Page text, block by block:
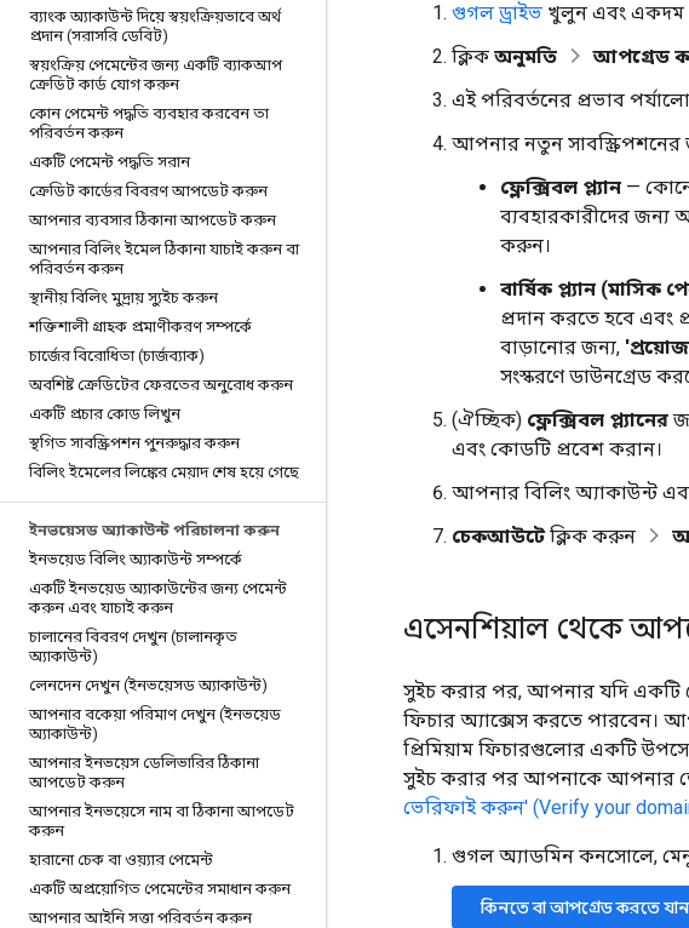
ব্যাংক অ্যাকাউন্ট দিয়ে স্বয়ংক্রিয়ভাবে অর্থ
প্রদান (সরাসরি ডেবিট)
স্বয়ংক্রিয় পেমেন্টের জন্য একটি ব্যাকআপ
ক্রেডিট কার্ড যোগ করুন
কোন পেমেন্ট পদ্ধতি ব্যবহার করবেন তা
পরিবর্তন করুন
একটি পেমেন্ট পদ্ধতি সরান
ক্রেডিট কার্ডের বিবরণ আপডেট করুন
আপনার ব্যবসার ঠিকানা আপডেট করুন
আপনার বিলিং ইমেল ঠিকানা যাচাই করুন বা
পরিবর্তন করুন
স্থানীয় বিলিং মুদ্রায় স্যুইচ করুন
শক্তিশালী গ্রাহক প্রমাণীকরণ সম্পর্কে
চার্জের বিরোধিতা (চার্জব্যাক)
অবশিষ্ট ক্রেডিটের ফেরতের অনুরোধ করুন
একটি প্রচার কোড লিখুন
স্থগিত সাবস্ক্রিপশন পুনরুদ্ধার করুন
বিলিং ইমেলের লিঙ্কের মেয়াদ শেষ হয়ে গেছে
ইনভয়েসড অ্যাকাউন্ট পরিচালনা করুন
ইনভয়েড বিলিং অ্যাকাউন্ট সম্পর্কে
একটি ইনভয়েড অ্যাকাউন্টের জন্য পেমেন্ট
করুন এবং যাচাই করুন
চালানের বিবরণ দেখুন (চালানকৃত
অ্যাকাউন্ট)
লেনদেন দেখুন (ইনভয়েসড অ্যাকাউন্ট)
আপনার বকেয়া পরিমাণ দেখুন (ইনভয়েড
অ্যাকাউন্ট)
আপনার ইনভয়েস ডেলিভারির ঠিকানা
আপডেট করুন
আপনার ইনভয়েসে নাম বা ঠিকানা আপডেট
করুন
হারানো চেক বা ওয়্যার পেমেন্ট
একটি অপ্রয়োগিত পেমেন্টের সমাধান করুন
আপনার আইনি সত্তা পরিবর্তন করুন
গুগল ড্রাইভ খুলুন এবং একদম
ক্লিক অনুমতি
আপগ্রেড
এই পরিবর্তনের প্রভাব
আপনার নতুন সাবস্ক্রিপশনের
ফ্লেক্সিবল প্ল্যান — কোনো
ব্যবহারকারীদের জন্য
করুন।
বার্ষিক প্ল্যান (মাসিক
প্রদান করতে হবে এবং
বাড়ানোর জন্য,
সংস্করণে ডাউনগ্রেড
(ঐচ্ছিক) ফ্লেক্সিবল প্ল্যানের
এবং কোডটি প্রবেশ করান।
আপনার বিলিং অ্যাকাউন্ট
চেকআউটেক্লিক করুন
এসেনশিয়াল থেকে
সুইচ করার পর, আপনার যদি একটি
ফিচার অ্যাক্সেস করতে পারবেন।
প্রিমিয়াম ফিচারগুলোর একটি
সুইচ করার পর আপনাকে আপনার
ভেরিফাই করুন' (Verify your
গুগল অ্যাডমিন কনসোলে,
কিনতে বা আপগ্রেড করতে যান